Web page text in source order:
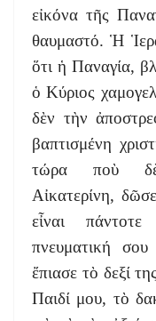
εἰκόνα τῆς
θαυμαστό. Ἡ
ὅτι ἡ Παναγία,
ὁ Κύριος
δὲν τὴν
βαπτισμένη
τώρα ποὺ
Αἰκατερίνη,
εἶναι
πνευματική
ἔπιασε τὸ δεξί
Παιδί μου, τὸ